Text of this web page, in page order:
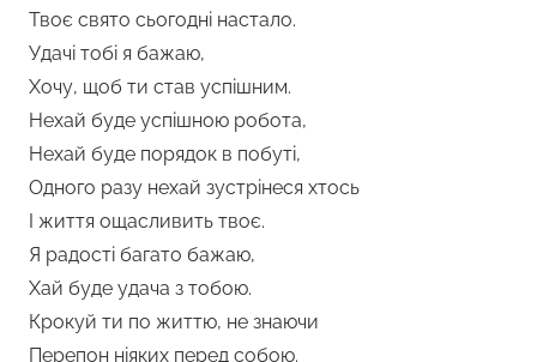
Твоє свято сьогодні настало.
Удачі тобі я бажаю,
Хочу, щоб ти став успішним.
Нехай буде успішною робота,
Нехай буде порядок в побуті,
Одного разу нехай зустрінеся хтось
І життя ощасливить твоє.
Я радості багато бажаю,
Хай буде удача з тобою.
Крокуй ти по життю, не знаючи
Перепон ніяких перед собою.